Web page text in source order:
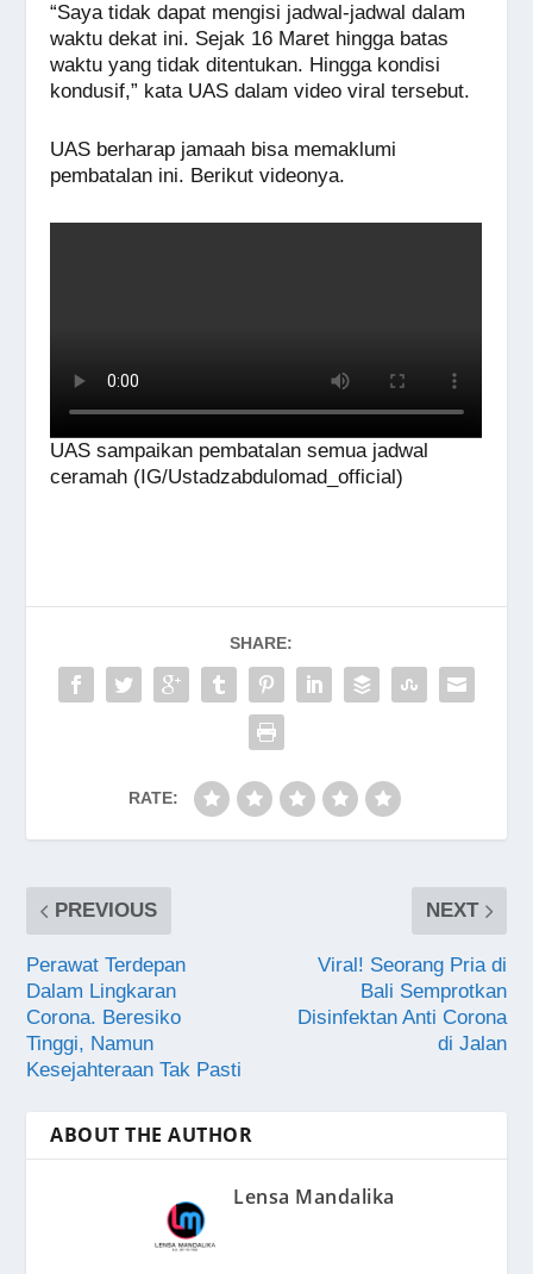
“Saya tidak dapat mengisi jadwal-jadwal dalam
waktu dekat ini. Sejak 16 Maret hingga batas
waktu yang tidak ditentukan. Hingga kondisi
kondusif,” kata UAS dalam video viral tersebut.
UAS berharap jamaah bisa memaklumi
pembatalan ini. Berikut videonya.
UAS sampaikan pembatalan semua jadwal
ceramah (IG/Ustadzabdulomad_official)
SHARE:
RATE:
PREVIOUS
Perawat Terdepan
Dalam Lingkaran
Corona. Beresiko
Tinggi, Namun
Kesejahteraan Tak Pasti
NEXT
Viral! Seorang Pria di
Bali Semprotkan
Disinfektan Anti Corona
di Jalan
ABOUT THE AUTHOR
Lensa Mandalika